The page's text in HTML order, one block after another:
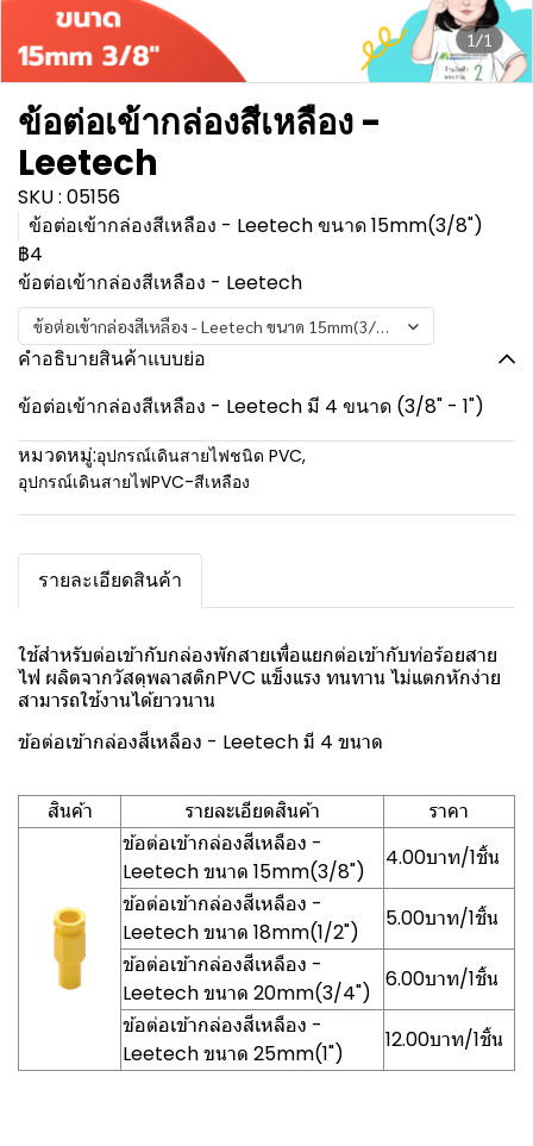
1/1
ข้อต่อเข้ากล่องสีเหลือง -
Leetech
SKU : 05156
ข้อต่อเข้ากล่องสีเหลือง - Leetech ขนาด 15mm(3/8")
฿4
ข้อต่อเข้ากล่องสีเหลือง - Leetech
ข้อต่อเข้ากล่องสีเหลือง - Leetech ขนาด 15mm(3/8")
คำอธิบายสินค้าแบบย่อ
ข้อต่อเข้ากล่องสีเหลือง - Leetech มี 4 ขนาด (3/8" - 1")
หมวดหมู่:อุปกรณ์เดินสายไฟชนิด PVC,
อุปกรณ์เดินสายไฟPVC-สีเหลือง
รายละเอียดสินค้า
ใช้สำหรับต่อเข้ากับกล่องพักสายเพื่อแยกต่อเข้ากับท่อร้อยสาย
ไฟ ผลิตจากวัสดุพลาสติกPVC แข็งแรง ทนทาน ไม่แตกหักง่าย
สามารถใช้งานได้ยาวนาน
ข้อต่อเข้ากล่องสีเหลือง - Leetech มี 4 ขนาด
สินค้า รายละเอียดสินค้า
ราคา
ข้อต่อเข้ากล่องสีเหลือง -
Leetech ขนาด 15mm(3/8")
4.00บาท/1ชิ้น
ข้อต่อเข้ากล่องสีเหลือง -
Leetech ขนาด 18mm(1/2")
5.00บาท/1ชิ้น
ข้อต่อเข้ากล่องสีเหลือง -
Leetech ขนาด 20mm(3/4")
6.00บาท/1ชิ้น
ข้อต่อเข้ากล่องสีเหลือง -
Leetech ขนาด 25mm(1")
12.00บาท/1ชิ้น